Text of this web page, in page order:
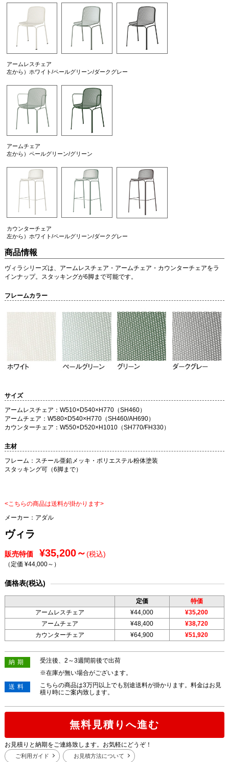
アームレスチェア
左から）ホワイト/ペールグリーン/ダークグレー
アームチェア
左から）ペールグリーン/グリーン
カウンターチェア
左から）ホワイト/ペールグリーン/ダークグレー
商品情報
ヴィラシリーズは、アームレスチェア・アームチェア・カウンターチェアをラ
インナップ。スタッキングが6脚まで可能です。
フレームカラー
サイズ
アームレスチェア：W510×D540×H770（SH460）
アームチェア：W580×D540×H770（SH460/AH690）
カウンターチェア：W550×D520×H1010（SH770/FH330）
主材
フレーム：スチール亜鉛メッキ・ポリエステル粉体塗装
スタッキング可（6脚まで）
<こちらの商品は送料が掛かります>
メーカー： アダル
ヴィラ
販売特価 ¥35,200～(税込)
（定価 ¥44,000～ ）
価格表(税込)
定価
特価
アームレスチェア
¥44,000
¥35,200
アームチェア
¥48,400
¥38,720
カウンターチェア
¥64,900 ¥51,920
納期
受注後、2～3週間前後で出荷
※在庫が無い場合がございます。
送料
こちらの商品は3万円以上でも別途送料が掛かります。料金はお見
積り時にご案内致します。
無料見積りへ進む
お見積りと納期をご連絡致します。お気軽にどうぞ！
ご利用ガイド お見積方法について